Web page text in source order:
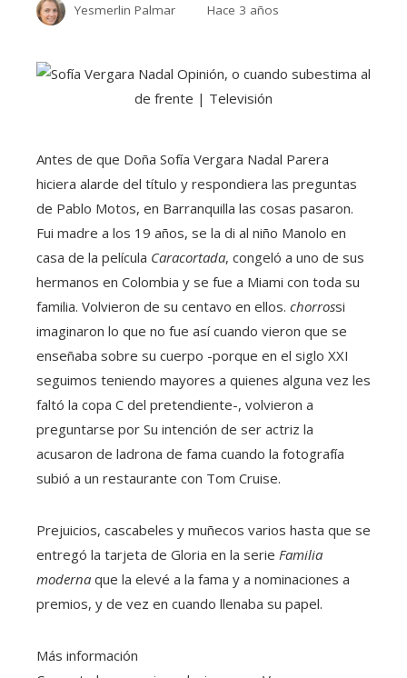
Yesmerlin Palmar Hace 3 años
Antes de que Doña Sofía Vergara Nadal Parera
hiciera alarde del título y respondiera las preguntas
de Pablo Motos, en Barranquilla las cosas pasaron.
Fui madre a los 19 años, se la di al niño Manolo en
casa de la película Caracortada, congeló a uno de sus
hermanos en Colombia y se fue a Miami con toda su
familia. Volvieron de su centavo en ellos. chorrossi
imaginaron lo que no fue así cuando vieron que se
enseñaba sobre su cuerpo -porque en el siglo XXI
seguimos teniendo mayores a quienes alguna vez les
faltó la copa C del pretendiente-, volvieron a
preguntarse por Su intención de ser actriz la
acusaron de ladrona de fama cuando la fotografía
subió a un restaurante con Tom Cruise.
Prejuicios, cascabeles y muñecos varios hasta que se
entregó la tarjeta de Gloria en la serie Familia
moderna que la elevé a la fama y a nominaciones a
premios, y de vez en cuando llenaba su papel.
Más información